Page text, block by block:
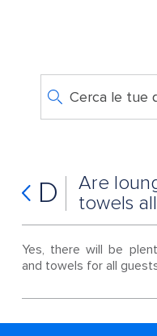
Cerca le tue
D
Are
towels
Yes, there will be
and towels for all